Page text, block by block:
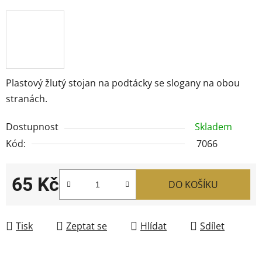
Plastový žlutý stojan na podtácky se slogany na obou
stranách.
Dostupnost
Skladem
Kód:
7066
65 Kč
Měrná cena:
DO KOŠÍKU
Tisk Zeptat se Hlídat Sdílet